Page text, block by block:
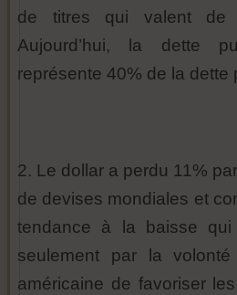
de titres qui valent de
Aujourd’hui, la dette
représente 40% de la dette
2. Le dollar a perdu 11%
de devises mondiales et
tendance à la baisse qui
seulement par la volonté
américaine de favoriser